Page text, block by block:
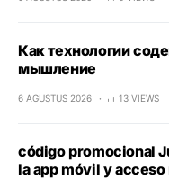
Как технологии
мышление
6 AGUSTUS 2026 13 VIEWS
código promocional
la app móvil y acceso